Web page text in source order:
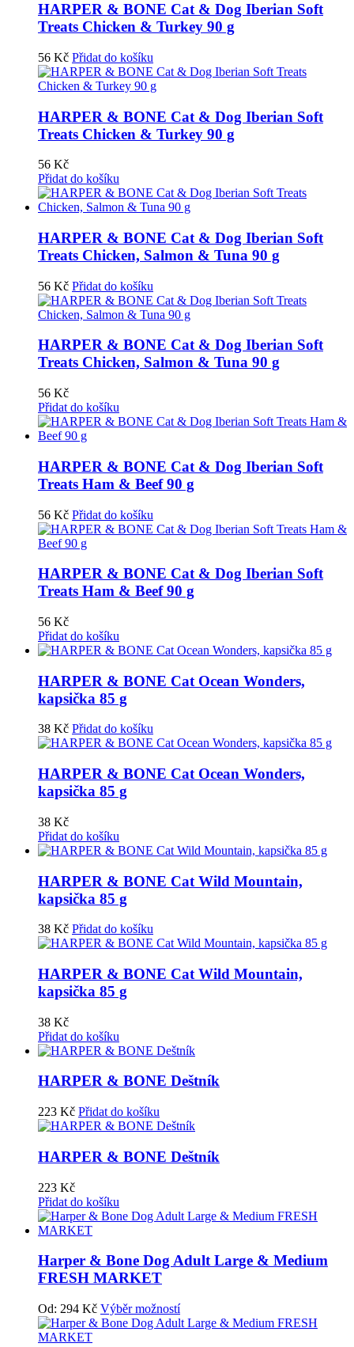
HARPER & BONE Cat & Dog Iberian Soft
Treats Chicken & Turkey 90 g
56 Kč Přidat do košíku
HARPER & BONE Cat & Dog Iberian Soft
Treats Chicken & Turkey 90 g
56 Kč
Přidat do košíku
HARPER & BONE Cat & Dog Iberian Soft
Treats Chicken, Salmon & Tuna 90 g
56 Kč Přidat do košíku
HARPER & BONE Cat & Dog Iberian Soft
Treats Chicken, Salmon & Tuna 90 g
56 Kč
Přidat do košíku
HARPER & BONE Cat & Dog Iberian Soft
Treats Ham & Beef 90 g
56 Kč Přidat do košíku
HARPER & BONE Cat & Dog Iberian Soft
Treats Ham & Beef 90 g
56 Kč
Přidat do košíku
HARPER & BONE Cat Ocean Wonders,
kapsička 85 g
38 Kč Přidat do košíku
HARPER & BONE Cat Ocean Wonders,
kapsička 85 g
38 Kč
Přidat do košíku
HARPER & BONE Cat Wild Mountain,
kapsička 85 g
38 Kč Přidat do košíku
HARPER & BONE Cat Wild Mountain,
kapsička 85 g
38 Kč
Přidat do košíku
HARPER & BONE Deštník
223 Kč Přidat do košíku
HARPER & BONE Deštník
223 Kč
Přidat do košíku
Harper & Bone Dog Adult Large & Medium
FRESH MARKET
Od: 294 Kč Výběr možností